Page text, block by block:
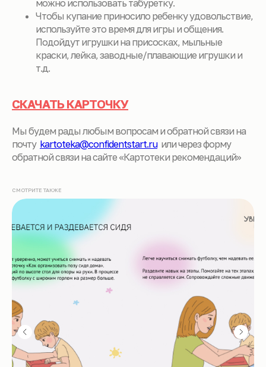
можно использовать табуретку.
Чтобы купание приносило ребенку удовольствие,
используйте это время для игры и общения.
Подойдут игрушки на присосках, мыльные
краски, лейка, заводные/плавающие игрушки и
т.д.
СКАЧАТЬ КАРТОЧКУ
Мы будем рады любым вопросам и обратной связи на
почту kartoteka@confidentstart.ruили через форму
обратной связи на сайте «Картотеки рекомендаций»
СМОТРИТЕ ТАКЖЕ